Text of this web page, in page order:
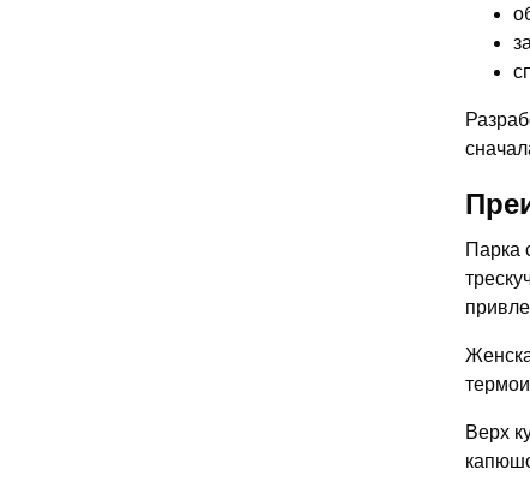
Парка
Верх